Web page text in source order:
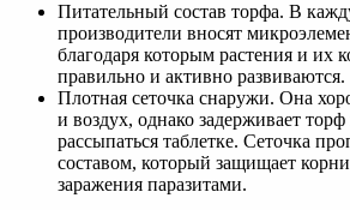
Питательный состав торфа. В
производители вносят
благодаря которым растения и их
правильно и активно развиваются.
Плотная сеточка снаружи. Она
и воздух, однако задерживает
рассыпаться таблетке. Сеточка
составом, который защищает
заражения паразитами.